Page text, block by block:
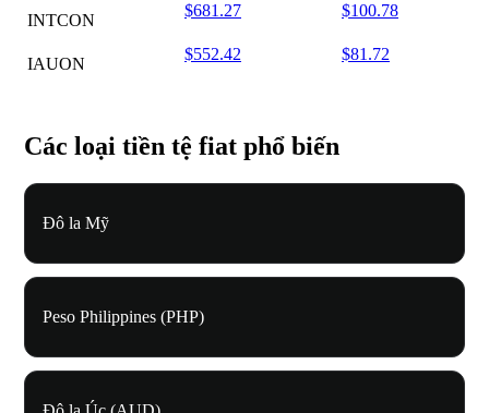
INTCON
$681.27 $100.78
IAUON
$552.42 $81.72
Các loại tiền tệ fiat phổ biến
Đô la Mỹ
Peso Philippines (PHP)